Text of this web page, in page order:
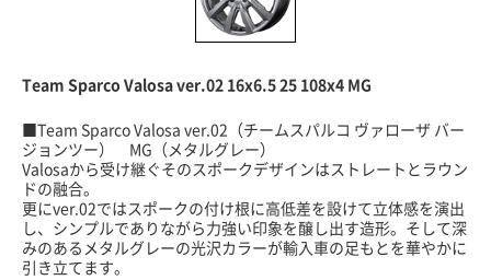
Team Sparco Valosa ver.02 16x6.5 25 108x4 MG
■Team Sparco Valosa ver.02（チームスパルコ ヴァローザ バー
ジョンツー） MG（メタルグレー）
Valosaから受け継ぐそのスポークデザインはストレートとラウン
ドの融合。
更にver.02ではスポークの付け根に高低差を設けて立体感を演出
し、シンプルでありながら力強い印象を醸し出す造形。そして深
みのあるメタルグレーの光沢カラーが輸入車の足もとを華やかに
引き立てます。